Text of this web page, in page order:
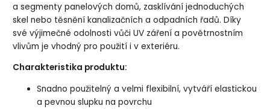
a segmenty panelových domů, zasklívání jednoduchých
skel nebo těsnění kanalizačních a odpadních řadů. Díky
své výjimečné odolnosti vůči UV záření a povětrnostním
vlivům je vhodný pro použití i v exteriéru.
Charakteristika produktu:
Snadno použitelný a velmi flexibilní, vytváří elastickou
a pevnou slupku na povrchu